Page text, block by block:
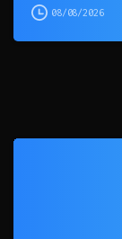
08/08/2026